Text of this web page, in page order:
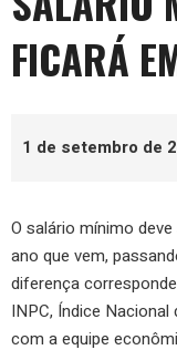
FICARÁ
1 de setembro de
O salário mínimo
ano que vem,
diferença
INPC, Índice
com a equipe